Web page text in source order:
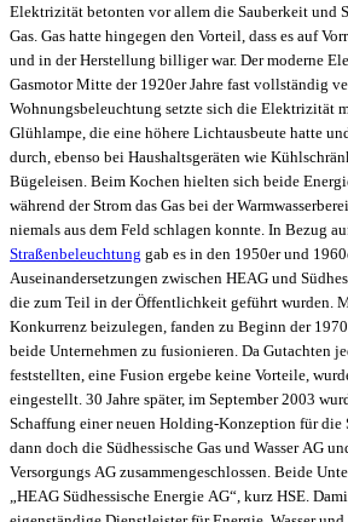
Elektrizität betonten vor allem die Sauberkeit und
Gas. Gas hatte hingegen den Vorteil, dass es auf
und in der Herstellung billiger war. Der moderne
Gasmotor Mitte der 1920er Jahre fast vollständig
Wohnungsbeleuchtung setzte sich die Elektrizität
Glühlampe, die eine höhere Lichtausbeute hatte
durch, ebenso bei Haushaltsgeräten wie
Bügeleisen. Beim Kochen hielten sich beide
während der Strom das Gas bei der
niemals aus dem Feld schlagen konnte. In Bezug
Straßenbeleuchtung gab es in den 1950er und
Auseinandersetzungen zwischen HEAG und
die zum Teil in der Öffentlichkeit geführt wurden.
Konkurrenz beizulegen, fanden zu Beginn der
beide Unternehmen zu fusionieren. Da Gutachten
feststellten, eine Fusion ergebe keine Vorteile,
eingestellt. 30 Jahre später, im September 2003
Schaffung einer neuen Holding-Konzeption für die
dann doch die Südhessische Gas und Wasser AG
Versorgungs AG zusammengeschlossen. Beide
„HEAG Südhessische Energie AG“, kurz HSE.